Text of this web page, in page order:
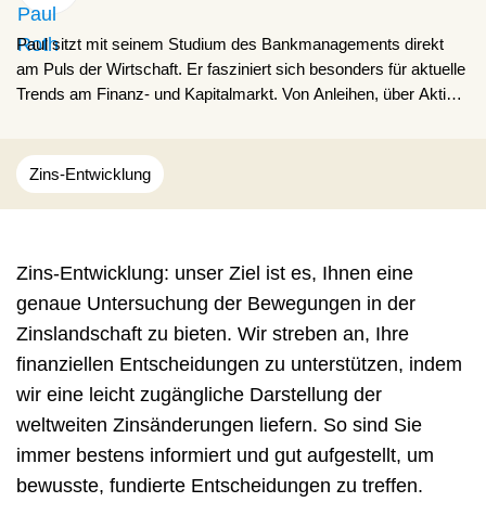
Paul sitzt mit seinem Studium des Bankmanagements direkt
am Puls der Wirtschaft. Er fasziniert sich besonders für aktuelle
Trends am Finanz- und Kapitalmarkt. Von Anleihen, über Aktien,
berichten.
Zins-Entwicklung
Zins-Entwicklung: unser Ziel ist es, Ihnen eine
genaue Untersuchung der Bewegungen in der
Zinslandschaft zu bieten. Wir streben an, Ihre
finanziellen Entscheidungen zu unterstützen, indem
wir eine leicht zugängliche Darstellung der
weltweiten Zinsänderungen liefern. So sind Sie
immer bestens informiert und gut aufgestellt, um
bewusste, fundierte Entscheidungen zu treffen.